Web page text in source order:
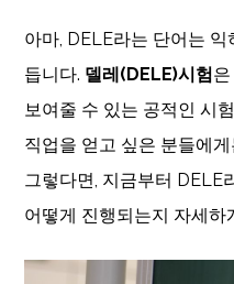
아마 , DELE라는 단어는 익
듭니다. 델레(DELE)시험
보여줄 수 있는 공적인 시
직업을 얻고 싶은 분들에
그렇다면 지금부터 DELE
어떻게 진행되는지 자세